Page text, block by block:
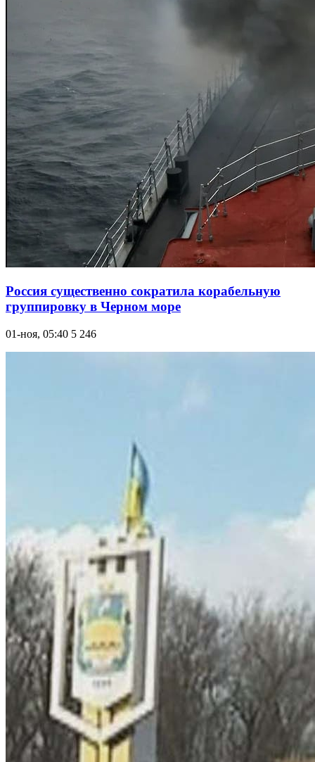
Россия существенно сократила корабельную
группировку в Черном море
01-ноя, 05:40 5 246